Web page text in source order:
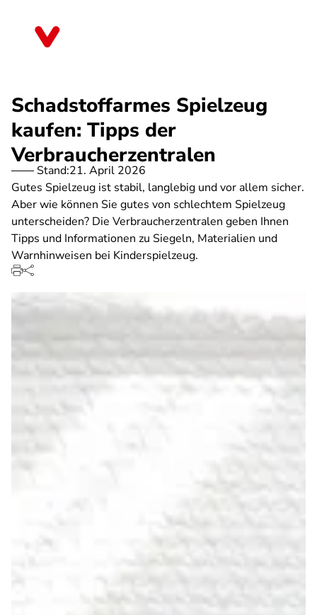
Schadstoffarmes Spielzeug
kaufen: Tipps der
Verbraucherzentralen
Stand:21. April 2026
Gutes Spielzeug ist stabil, langlebig und vor allem sicher.
Aber wie können Sie gutes von schlechtem Spielzeug
unterscheiden? Die Verbraucherzentralen geben Ihnen
Tipps und Informationen zu Siegeln, Materialien und
Warnhinweisen bei Kinderspielzeug.